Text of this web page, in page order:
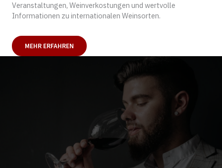
Veranstaltungen, Weinverkostungen und wertvolle
Informationen zu internationalen Weinsorten.
MEHR ERFAHREN